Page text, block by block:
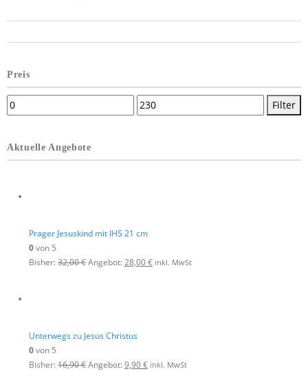
Preis
Filter
Aktuelle Angebote
Prager Jesuskind mit IHS 21 cm
0von 5
Bisher:32,00€Angebot:28,00€ inkl. MwSt
Unterwegs zu Jesus Christus
0von 5
Bisher:16,90€Angebot:9,90€ inkl. MwSt